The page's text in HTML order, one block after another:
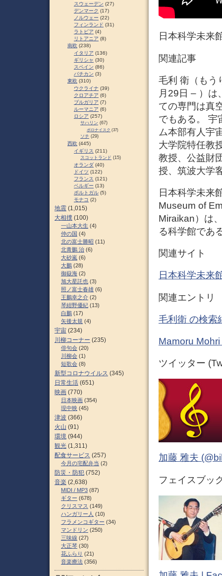
日本科学未来
関連記事
毛利 衛（もう
月29日 – ）は
ての専門は真
でもある。 宇
ム本部有人宇
大学院特任教
教授、公益財
授、筑波大学
日本科学未来
Museum of
Miraikan）は
る科学館であ
関連サイト
日本科学未来
関連エントリ
毛利衛 の検索
Mamoru
ツイッター
加藤 雅夫
フェイスブッ
スウェーデン (27)
デンマーク (17)
ノルウェー (22)
フィンランド (31)
ラトビア (4)
リトアニア (8)
南欧 (238)
イタリア (136)
ギリシャ (30)
スペイン (86)
バチカン (3)
東欧 (310)
ウクライナ (39)
クロアチア (6)
ブルガリア (7)
ルーマニア (6)
ロシア (257)
サハリン (67)
ポロナイスク (37)
ソチ (29)
西欧 (445)
イギリス (211)
スコットランド (15)
オランダ (40)
ドイツ (122)
フランス (121)
ベルギー (13)
ポルトガル (5)
モナコ (2)
地震 (1,015)
大相撲 (100)
一山本大生 (4)
仲の国 (4)
北の富士勝昭 (11)
北青鵬 治 (6)
大砂嵐 (6)
大鵬 (28)
御嶽海 (2)
旭大星託也 (3)
照ノ富士春雄 (6)
王鵬幸之介 (2)
琴紺野優紀 (13)
白鵬 (17)
矢後太規 (4)
宇宙 (234)
川柳コーナー (235)
俳句会 (20)
川柳会 (1)
短歌会 (8)
新型コロナウイルス (345)
日常生活 (651)
映画 (770)
日本映画 (354)
現中映 (45)
津波 (366)
火山 (91)
環境 (944)
観光 (1,311)
配食サービス (257)
今月の宅配弁当 (2)
防災・防犯 (752)
音楽 (2,638)
MIDI / MP3 (87)
ギター (678)
クリスマス (149)
ハンガリー人 (10)
フラメンコギター (34)
マンドリン (250)
三味線 (27)
大正琴 (30)
花ふらり (21)
音楽療法 (356)